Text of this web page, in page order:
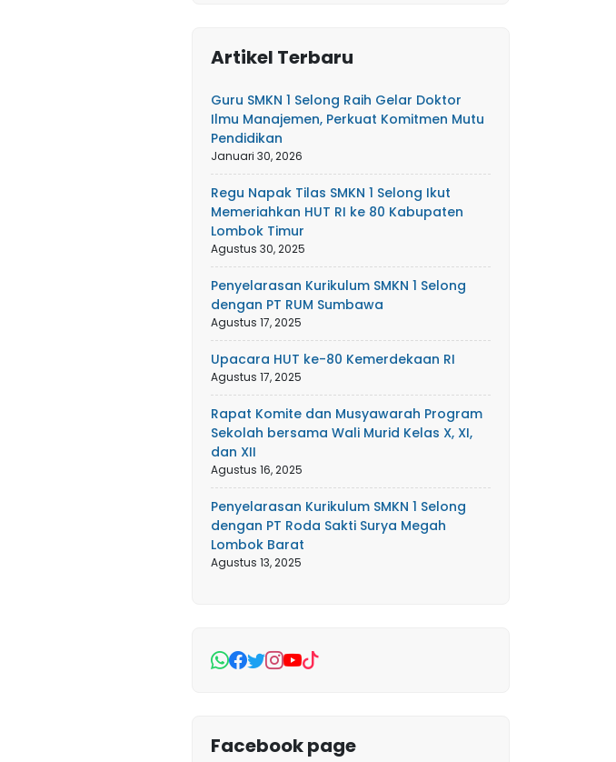
Artikel Terbaru
Guru SMKN 1 Selong Raih Gelar Doktor
Ilmu Manajemen, Perkuat Komitmen Mutu
Pendidikan
Januari 30, 2026
Regu Napak Tilas SMKN 1 Selong Ikut
Memeriahkan HUT RI ke 80 Kabupaten
Lombok Timur
Agustus 30, 2025
Penyelarasan Kurikulum SMKN 1 Selong
dengan PT RUM Sumbawa
Agustus 17, 2025
Upacara HUT ke-80 Kemerdekaan RI
Agustus 17, 2025
Rapat Komite dan Musyawarah Program
Sekolah bersama Wali Murid Kelas X, XI,
dan XII
Agustus 16, 2025
Penyelarasan Kurikulum SMKN 1 Selong
dengan PT Roda Sakti Surya Megah
Lombok Barat
Agustus 13, 2025
Facebook page